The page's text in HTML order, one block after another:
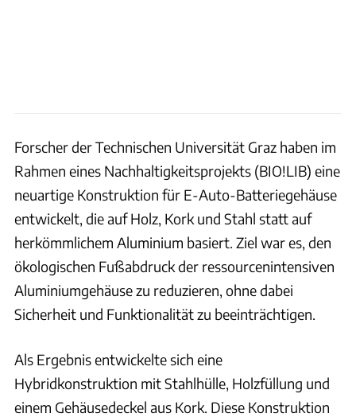
Forscher der Technischen Universität Graz haben im
Rahmen eines Nachhaltigkeitsprojekts (BIO!LIB) eine
neuartige Konstruktion für E-Auto-Batteriegehäuse
entwickelt, die auf Holz, Kork und Stahl statt auf
herkömmlichem Aluminium basiert. Ziel war es, den
ökologischen Fußabdruck der ressourcenintensiven
Aluminiumgehäuse zu reduzieren, ohne dabei
Sicherheit und Funktionalität zu beeinträchtigen.
Als Ergebnis entwickelte sich eine
Hybridkonstruktion mit Stahlhülle, Holzfüllung und
einem Gehäusedeckel aus Kork. Diese Konstruktion